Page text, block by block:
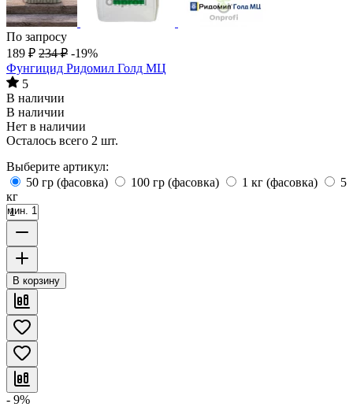
По запросу
189 ₽ 234 ₽ -19%
Фунгицид Ридомил Голд МЦ
5
В наличии
В наличии
Нет в наличии
Осталось всего 2 шт.
Выберите артикул:
50 гр (фасовка)
100 гр (фасовка) 1 кг (фасовка)
5
кг
мин. 1
В корзину
- 9%